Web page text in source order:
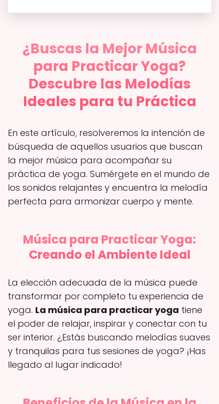
¿Buscas la Mejor Música
para Practicar Yoga?
Descubre las Melodías
Ideales para tu Práctica
En este artículo, resolveremos la intención de
búsqueda de aquellos usuarios que buscan
la mejor música para acompañar su
práctica de yoga. Sumérgete en el mundo de
los sonidos relajantes y encuentra la melodía
perfecta para armonizar cuerpo y mente.
Música para Practicar Yoga:
Creando el Ambiente Ideal
La elección adecuada de la música puede
transformar por completo tu experiencia de
yoga. La música para practicar yoga tiene
el poder de relajar, inspirar y conectar con tu
ser interior. ¿Estás buscando melodías suaves
y tranquilas para tus sesiones de yoga? ¡Has
llegado al lugar indicado!